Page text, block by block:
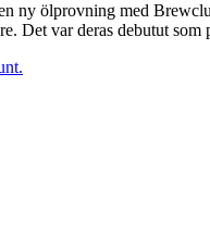
ny ölprovning med
Det var deras debutut som